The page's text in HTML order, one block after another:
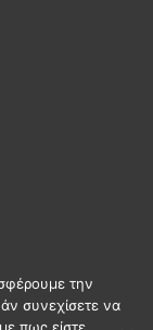
την
συνεχίσετε να